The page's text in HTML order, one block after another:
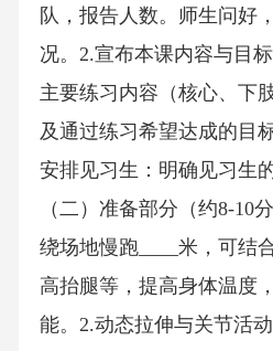
队，报告人数。师生问好
况。2.宣布本课内容与目
主要练习内容（核心、下
及通过练习希望达成的目
安排见习生：明确见习生
（二）准备部分（约8-10
绕场地慢跑____米，可结
高抬腿等，提高身体温度
能。2.动态拉伸与关节活